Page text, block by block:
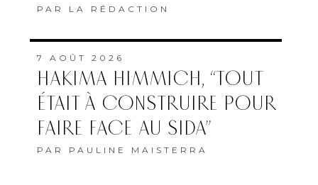
PAR LA RÉDACTION
7 AOÛT 2026
HAKIMA HIMMICH, “TOUT
ÉTAIT À CONSTRUIRE POUR
FAIRE FACE AU SIDA”
PAR PAULINE MAISTERRA